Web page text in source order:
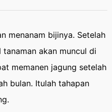
menanam bijinya. Setelah
akan muncul di
memanen jagung setelah
bulan. Itulah tahapan